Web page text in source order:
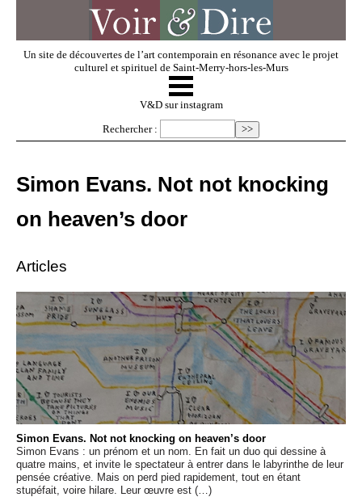
Un site de découvertes de l’art contemporain en résonance avec le projet
culturel et spirituel de Saint-Merry-hors-les-Murs
V & D
Dossiers
Événements
Sacré
Cousinages
☰
V&D sur instagram
Rechercher :
Simon Evans. Not not knocking
on heaven’s door
Articles
Simon Evans. Not not knocking on heaven’s door
Simon Evans : un prénom et un nom. En fait un duo qui dessine à
quatre mains, et invite le spectateur à entrer dans le labyrinthe de leur
pensée créative. Mais on perd pied rapidement, tout en étant
stupéfait, voire hilare. Leur œuvre est (…)